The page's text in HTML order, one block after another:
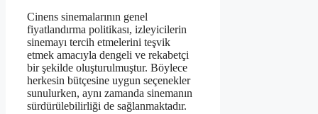
Cinens sinemalarının genel
fiyatlandırma politikası, izleyicilerin
sinemayı tercih etmelerini teşvik
etmek amacıyla dengeli ve rekabetçi
bir şekilde oluşturulmuştur. Böylece
herkesin bütçesine uygun seçenekler
sunulurken, aynı zamanda sinemanın
sürdürülebilirliği de sağlanmaktadır.